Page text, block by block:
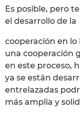
Es posible, pero
el desarrollo de la
cooperación en lo
una cooperación
en este proceso,
ya se están
entrelazadas
más amplia y